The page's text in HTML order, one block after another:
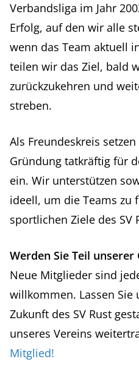
Verbandsliga im Jahr
Erfolg, auf den wir alle
wenn das Team aktuell
teilen wir das Ziel, bald
zurückzukehren und
streben.
Als Freundeskreis
Gründung tatkräftig für
ein. Wir unterstützen
ideell, um die Teams zu
sportlichen Ziele des SV
Werden Sie Teil unserer
Neue Mitglieder sind
willkommen. Lassen Sie
Zukunft des SV Rust
unseres Vereins
Mitglied!